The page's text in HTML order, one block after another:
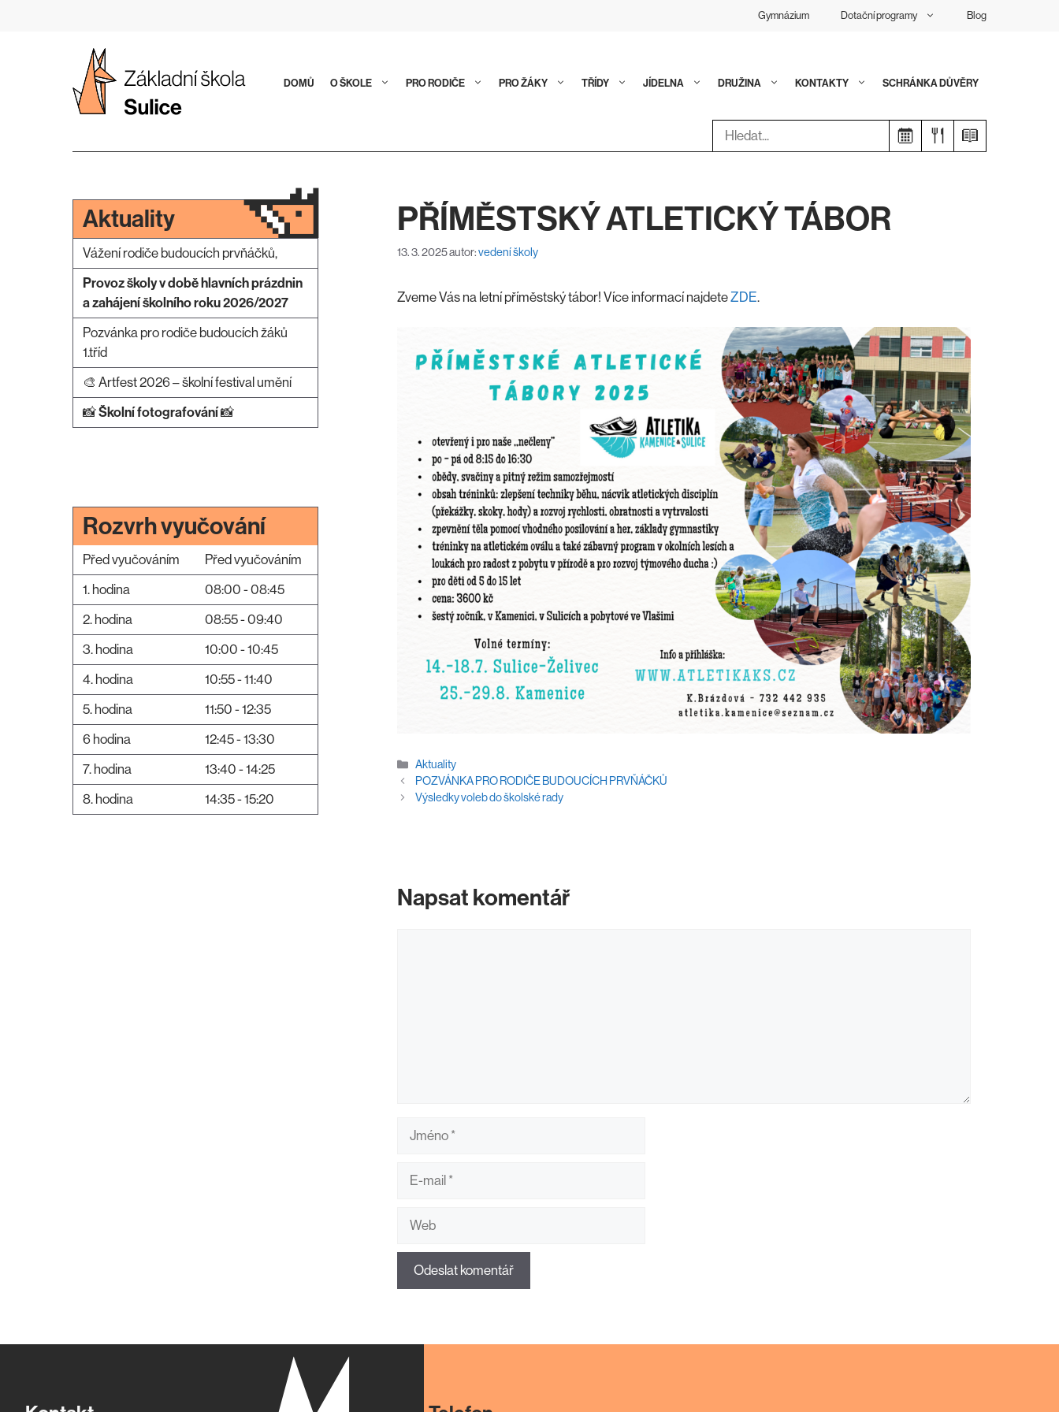
Gymnázium Dotační programy Blog
DOMŮ O ŠKOLE PRO RODIČE PRO ŽÁKY TŘÍDY JÍDELNA DRUŽINA KONTAKTY SCHRÁNKA DŮVĚRY
Hledat:
PŘÍMĚSTSKÝ ATLETICKÝ TÁBOR
13. 3. 2025autor:vedení školy
Zveme Vás na letní příměstský tábor! Více informací najdeteZDE.
Rubriky
Aktuality
POZVÁNKA PRO RODIČE BUDOUCÍCH PRVŇÁČKŮ
Výsledky voleb do školské rady
Napsat komentář
Jméno
Web
Aktuality
Vážení rodiče budoucích prvňáčků,
Provoz školy v době hlavních prázdnin
a zahájení školního roku 2026/2027
Pozvánka pro rodiče budoucích žáků
1.tříd
🎨 Artfest 2026 – školní festival umění
📸Školní fotografování📸
Rozvrh vyučování
Před vyučováním
Před vyučováním
1. hodina
08:00 - 08:45
2. hodina
08:55 - 09:40
3. hodina
10:00 - 10:45
4. hodina
10:55 - 11:40
5. hodina
11:50 - 12:35
6 hodina
12:45 - 13:30
7. hodina
13:40 - 14:25
8. hodina
14:35 - 15:20